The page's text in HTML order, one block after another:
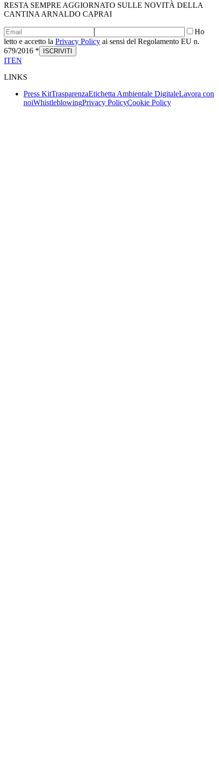
RESTA SEMPRE AGGIORNATO SULLE NOVITÀ DELLA
CANTINA ARNALDO CAPRAI
Ho
letto e accetto la Privacy Policy ai sensi del Regolamento EU n.
679/2016 *
ISCRIVITI
ITEN
LINKS
Press KitTrasparenzaEtichetta Ambientale DigitaleLavora con
noiWhistleblowingPrivacy PolicyCookie Policy